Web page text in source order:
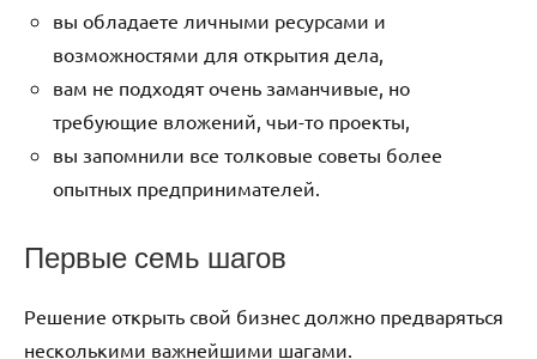
вы обладаете личными ресурсами и
возможностями для открытия дела,
вам не подходят очень заманчивые, но
требующие вложений, чьи-то проекты,
вы запомнили все толковые советы более
опытных предпринимателей.
Первые семь шагов
Решение открыть свой бизнес должно предваряться
несколькими важнейшими шагами.